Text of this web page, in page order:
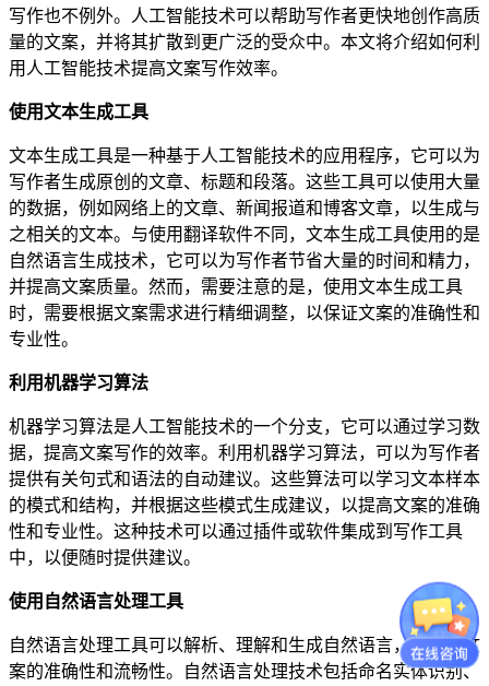
写作也不例外。人工智能技术可以帮助写作者更快地创作高质
量的文案，并将其扩散到更广泛的受众中。本文将介绍如何利
用人工智能技术提高文案写作效率。
使用文本生成工具
文本生成工具是一种基于人工智能技术的应用程序，它可以为
写作者生成原创的文章、标题和段落。这些工具可以使用大量
的数据，例如网络上的文章、新闻报道和博客文章，以生成与
之相关的文本。与使用翻译软件不同，文本生成工具使用的是
自然语言生成技术，它可以为写作者节省大量的时间和精力，
并提高文案质量。然而，需要注意的是，使用文本生成工具
时，需要根据文案需求进行精细调整，以保证文案的准确性和
专业性。
利用机器学习算法
机器学习算法是人工智能技术的一个分支，它可以通过学习数
据，提高文案写作的效率。利用机器学习算法，可以为写作者
提供有关句式和语法的自动建议。这些算法可以学习文本样本
的模式和结构，并根据这些模式生成建议，以提高文案的准确
性和专业性。这种技术可以通过插件或软件集成到写作工具
中，以便随时提供建议。
使用自然语言处理工具
自然语言处理工具可以解析、理解和生成自然语言，以提高文
案的准确性和流畅性。自然语言处理技术包括命名实体识别、